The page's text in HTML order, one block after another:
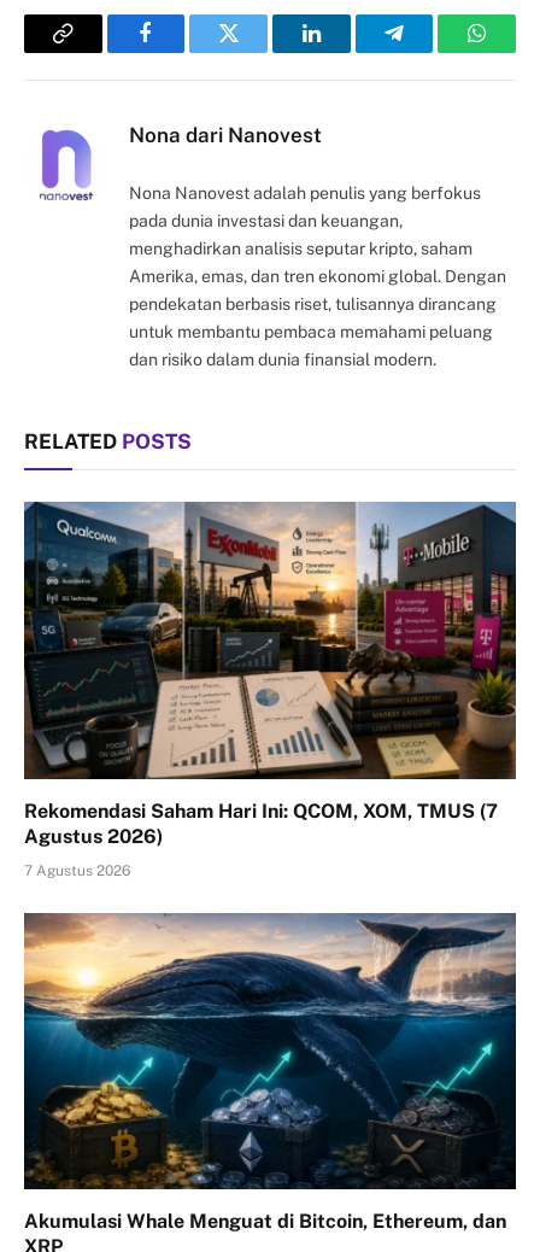
Copy
FacebookTwitter LinkedInTelegram
Nona dari Nanovest
Nona Nanovest adalah penulis yang berfokus
pada dunia investasi dan keuangan,
menghadirkan analisis seputar kripto, saham
Amerika, emas, dan tren ekonomi global. Dengan
pendekatan berbasis riset, tulisannya dirancang
untuk membantu pembaca memahami peluang
dan risiko dalam dunia finansial modern.
RELATED POSTS
Rekomendasi Saham Hari Ini: QCOM, XOM, TMUS (7
Agustus 2026)
7 Agustus 2026
Akumulasi Whale Menguat di Bitcoin, Ethereum, dan
XRP